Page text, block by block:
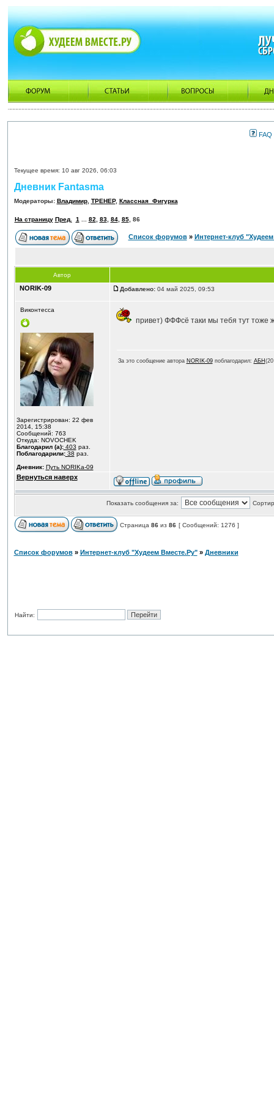
FAQ
Текущее время: 10 авг 2026, 06:03
Дневник Fantasma
Модераторы: Владимир, ТРЕНЕР, Классная_Фигурка
На страницу Пред. 1 82 83, 84, 85, 86
Список форумов» Интернет-клуб
Автор
NORIK-09 Добавлено:04 май 2025, 09:53
Виконтесса
Зарегистрирован: 22 фев
2014, 15:38
Сообщений: 763
Откуда: NOVOCHEK
Благодарил (а):403 раз.
Поблагодарили:38 раз.
Дневник: Путь NORIKа-09
привет) ФФФсё таки мы тебя тут тоже
За это сообщение автора NORIK-09поблагодарил: АБН
Вернуться наверх
Показать сообщения за:
Страница 86из 86 [ Сообщений: 1276 ]
Список форумов» Интернет-клуб "Худеем Вместе.Ру"» Дневники
Найти: